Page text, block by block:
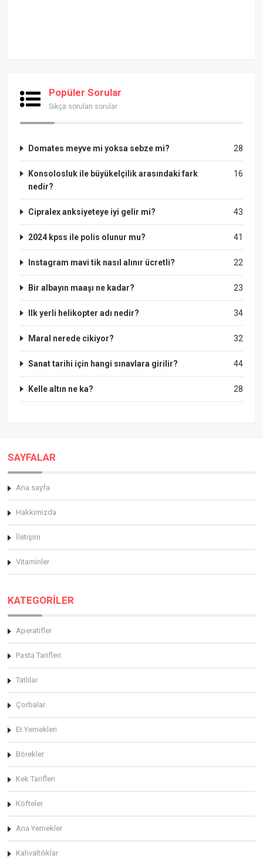
Popüler Sorular
Sıkça sorulan sorular
28
Domates meyve mi yoksa sebze mi?
16
Konsolosluk ile büyükelçilik arasındaki fark
nedir?
43
Cipralex anksiyeteye iyi gelir mi?
41
2024 kpss ile polis olunur mu?
22
Instagram mavi tik nasıl alınır ücretli?
23
Bir albayın maaşı ne kadar?
34
Ilk yerli helikopter adı nedir?
32
Maral nerede cikiyor?
44
Sanat tarihi için hangi sınavlara girilir?
28
Kelle altın ne ka?
SAYFALAR
Ana sayfa
Hakkimizda
İletişim
Vitaminler
KATEGORİLER
Aperatifler
Pasta Tarifleri
Tatlılar
Çorbalar
Et Yemekleri
Börekler
Kek Tarifleri
Köfteler
Ana Yemekler
Kahvaltılıklar